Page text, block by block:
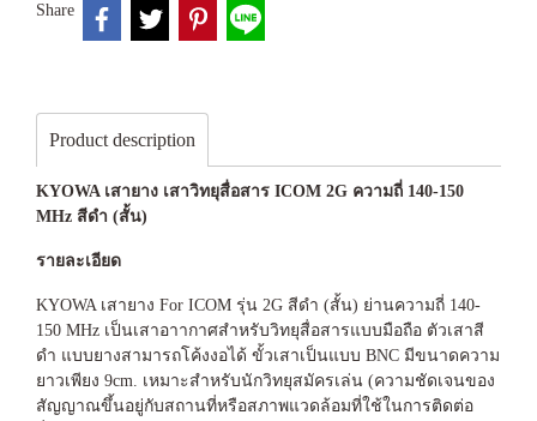
Share
Product description
KYOWA เสายาง เสาวิทยุสื่อสาร ICOM 2G ความถี่ 140-150
MHz สีดำ (สั้น)
รายละเอียด
KYOWA เสายาง For ICOM รุ่น 2G สีดำ (สั้น) ย่านความถี่ 140-
150 MHz เป็นเสาอาากาศสำหรับวิทยุสื่อสารแบบมือถือ ตัวเสาสี
ดำ แบบยางสามารถโค้งงอได้ ขั้วเสาเป็นแบบ BNC มีขนาดความ
ยาวเพียง 9cm. เหมาะสำหรับนักวิทยุสมัครเล่น (ความชัดเจนของ
สัญญาณขึ้นอยู่กับสถานที่หรือสภาพแวดล้อมที่ใช้ในการติดต่อ